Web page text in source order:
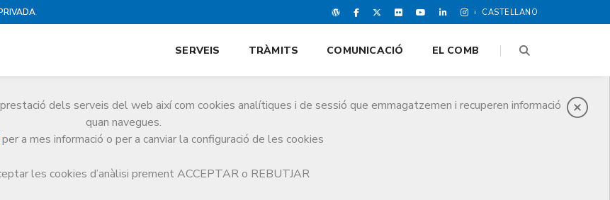
CASTELLANO
dels serveis del web així com cookies analítiques i de sessió que emmagatzemen i recuperen informació
quan navegues.
per a mes informació o per a canviar la configuració de les cookies
les cookies d’anàlisi prement ACCEPTAR o REBUTJAR
SERVEIS TRÀMITS COMUNICACIÓ EL COMB
de 2014. Accés a les bases comunes de la prova.